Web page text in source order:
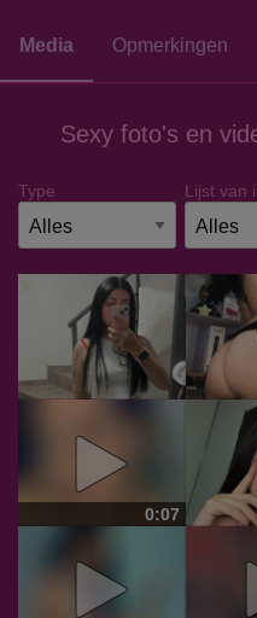
Media Opmerkingen
Sexy foto's en
Type Lijst van
0:07